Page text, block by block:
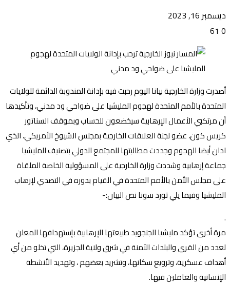
ديسمبر 16, 2023
0
أصدرت وزارة الخارجية بيانا اليوم رحبت فيه بإدانة المندوبة الدائمة للولايات
المتحدة بالأمم المتحدة لهجوم المليشيا على ضواحي ود مدني، وتأكيدها
أن مرتكبي الأعمال الإرهابية سيخضعون للحساب وبموقف السناتور
كريس كون، عضو لجنة العلاقات الخارجية بمجلس الشيوخ الأمريكي، الذي
ادان أيضا الهجوم وجددت مطالبتها للمجتمع الدولي بتصنيف المليشيا
جماعة إرهابية وشددت وزارة الخارجية على المسؤولية الخاصة الملقاة
على مجلس الأمن بالأمم المتحدة في القيام بدوره في التصدي لإرهاب
المليشيا وفيما يلي تورد سونا نص البيان:-
.
مرة أخرى تؤكد مليشيا الجنجويد طبيعتها الإرهابية بإستهدافها المعلن
لعدد من القرى والبلدات الآمنة في شرق ولاية الجزيرة، التي تخلو من أي
أهداف عسكرية، وترويع سكانها، وتشريد بعضهم ، وتهديد الأنشطة
الإنسانية والعاملين فيها.